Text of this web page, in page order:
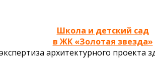
Школа и детский сад
в ЖК «Золотая звезда»
архитектурного проекта